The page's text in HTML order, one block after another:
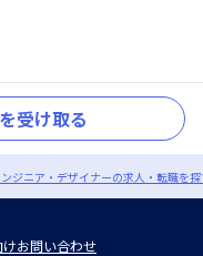
受け取る
ジニア・デザイナーの求人・転職を
お問い合わせ